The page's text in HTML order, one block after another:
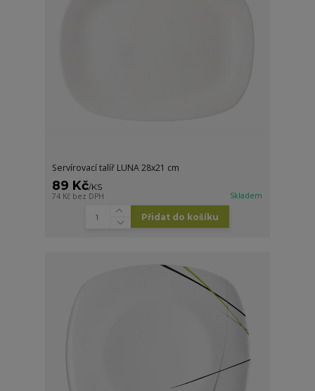
Servírovací talíř LUNA 28x21 cm
89 Kč/KS
74 Kč bez DPH Skladem
Přidat do košíku